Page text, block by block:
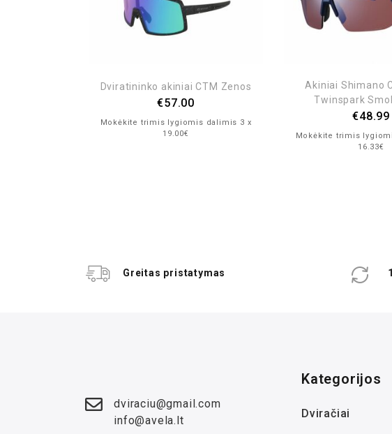
Dviratininko akiniai CTM Zenos
€57.00
Mokėkite trimis lygiomis dalimis 3 x
19.00€
Akiniai Shimano
Twinspark
€48.99
Mokėkite trimis
16.33€
Greitas pristatymas
dviraciu@gmail.com
info@avela.lt
Kategorijos
Dviračiai